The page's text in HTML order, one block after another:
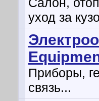
уход за
Приборы,
связь...